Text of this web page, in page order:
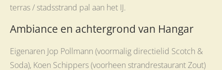
terras / stadsstrand pal aan het IJ.
Ambiance en achtergrond van Hangar
Eigenaren Jop Pollmann (voormalig directielid Scotch &
Soda), Koen Schippers (voorheen strandrestaurant Zout)